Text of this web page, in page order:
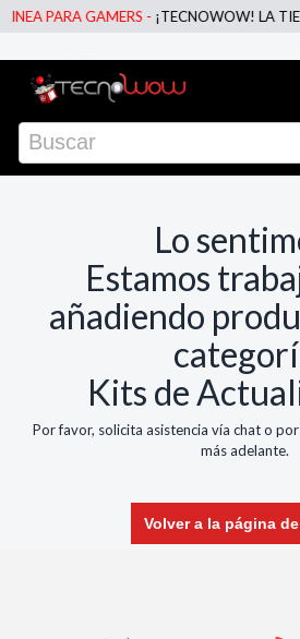
PARA GAMERS -¡TECNOWOW! LA
Lo
Estamos
añadiendo
Kits de
Por favor, solicita asistencia vía chat o
más adelante.
Volver a la página